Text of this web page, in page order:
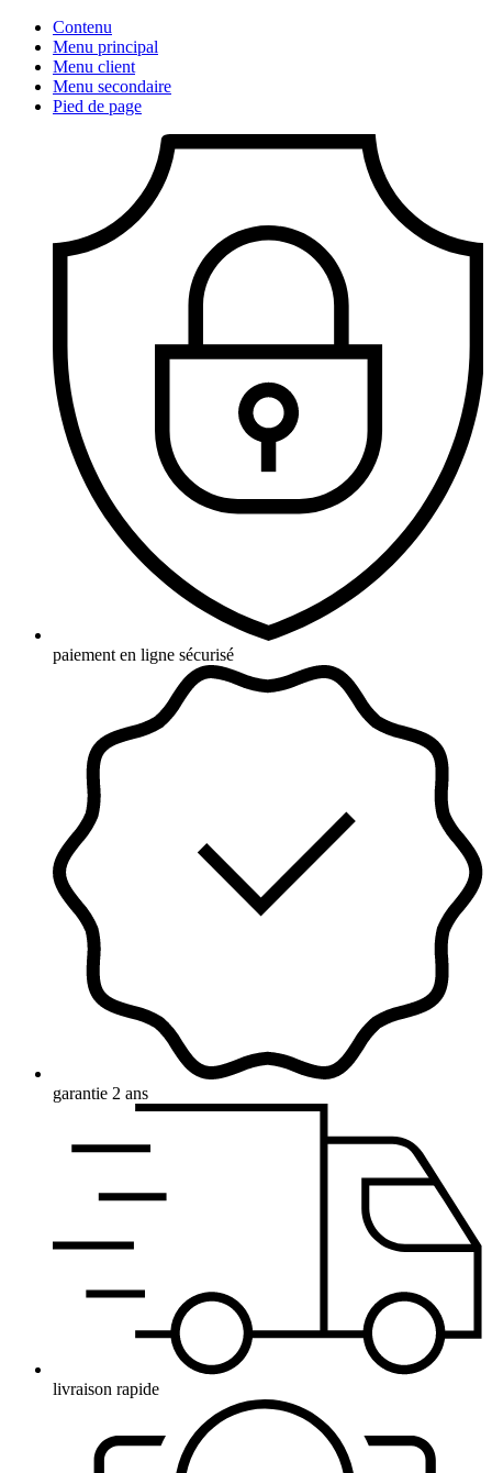
Contenu
Menu principal
Menu client
Menu secondaire
Pied de page
paiement en ligne sécurisé
garantie 2 ans
livraison rapide